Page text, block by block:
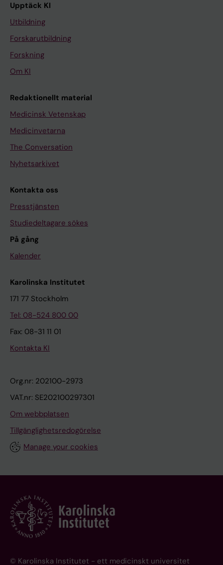
Upptäck KI
Utbildning
Forskarutbildning
Forskning
Om KI
Redaktionellt material
Medicinsk Vetenskap
Medicinvetarna
The Conversation
Nyhetsarkivet
Kontakta oss
Presstjänsten
Studiedeltagare sökes
På gång
Kalender
Karolinska Institutet
171 77 Stockholm
Tel: 08-524 800 00
Fax: 08-31 11 01
Kontakta KI
Org.nr: 202100-2973
VAT.nr: SE202100297301
Om webbplatsen
Tillgänglighetsredogörelse
Manage your cookies
© Karolinska Institutet - ett medicinskt universitet